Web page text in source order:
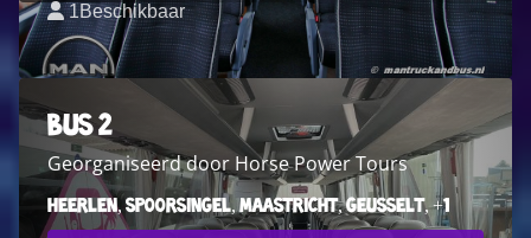
1Beschikbaar
Bus 2
Georganiseerd door Horse Power Tours
Heerlen, Spoorsingel, Maastricht, Geusselt, +1